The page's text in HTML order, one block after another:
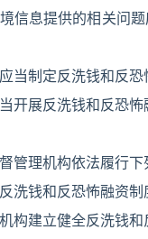
信息提供的相关问
当制定反洗钱和反
开展反洗钱和反恐
管理机构依法履行下
洗钱和反恐怖融资制
构建立健全反洗钱和